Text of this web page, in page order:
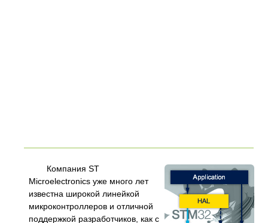
Компания ST
Microelectronics уже много лет
известна широкой линейкой
микроконтроллеров и отличной
поддержкой разработчиков, как с